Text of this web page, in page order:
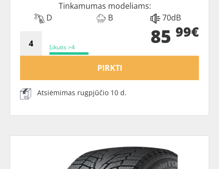
Tinkamumas modeliams:
D
B 70dB
Likutis >4 85 99€
PIRKTI
Atsiėmimas rugpjūčio 10 d.